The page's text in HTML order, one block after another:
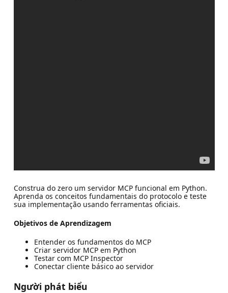
Construa do zero um servidor MCP funcional em Python.
Aprenda os conceitos fundamentais do protocolo e teste
sua implementação usando ferramentas oficiais.
Objetivos de Aprendizagem
Entender os fundamentos do MCP
Criar servidor MCP em Python
Testar com MCP Inspector
Conectar cliente básico ao servidor
Người phát biểu